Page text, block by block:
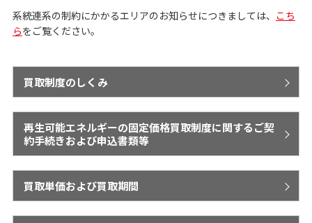
系統連系の制約にかかるエリアのお知らせにつきましては、 こち
らをご覧ください。
買取制度のしくみ
再生可能エネルギーの固定価格買取制度に関するご契
約手続きおよび申込書類等
買取単価および買取期間